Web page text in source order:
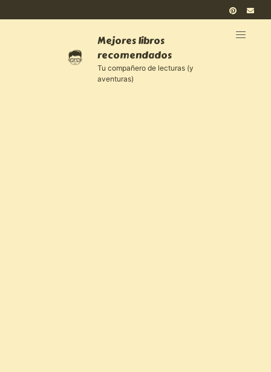
Mejores libros
recomendados
Tu compañero de lecturas (y
aventuras)